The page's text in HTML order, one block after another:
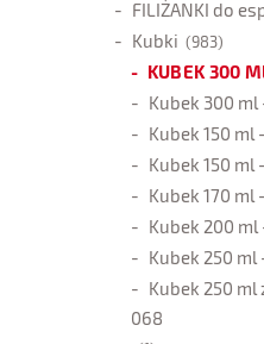
FILIŻANKI do
Kubki (983)
KUBEK 300
Kubek 300 ml
Kubek 150 ml
Kubek 150 ml
Kubek 170 ml
Kubek 200 ml
Kubek 250 ml
Kubek 250
068